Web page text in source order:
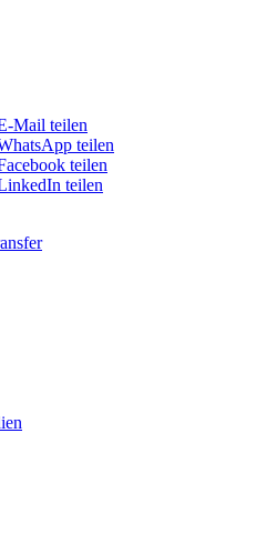
Mail teilen
teilen
teilen
teilen